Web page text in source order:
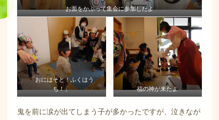
お面をかぶって集会に参加したよ
「おにはそと！ふくはう
ち！」
福の神が来たよ
鬼を前に涙が出てしまう子が多かったですが、泣きなが